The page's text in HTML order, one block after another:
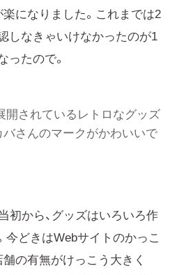
楽になりました。これまでは2
しなきゃいけなかったのが1
ったので。
開されているレトロなグッズ
バさんのマークがかわいいで
初から、グッズはいろいろ作
今どきはWebサイトのかっこ
舗の有無がけっこう大きく